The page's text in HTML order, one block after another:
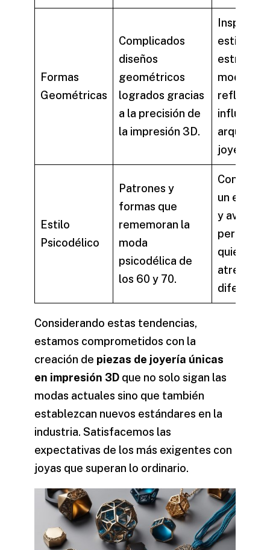
Formas
Geométricas
Complicados
diseños
geométricos
logrados gracias
a la precisión de
la impresión 3D.
Inspiran
estilo más
moderno,
influencia
joyería.
Estilo
Psicodélico
Patrones y
formas que
rememoran la
moda
psicodélica de
los 60 y 70.
Conectan
un
y
perfecto
quienes
atreven a
Considerando estas tendencias,
estamos comprometidos con la
creación de piezas de joyería únicas
en impresión 3Dque no solo sigan las
modas actuales sino que también
establezcan nuevos estándares en la
industria. Satisfacemos las
expectativas de los más exigentes con
joyas que superan lo ordinario.